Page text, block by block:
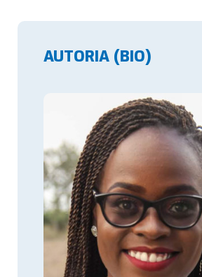
AUTORIA (BIO)